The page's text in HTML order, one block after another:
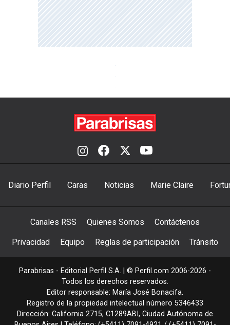
Diario Perfil Caras Noticias Marie Claire
Canales RSS Quienes Somos Contáctenos
Privacidad Equipo Reglas de participación Tránsito
Parabrisas - Editorial Perfil S.A. | © Perfil.com 2006-2026 -
Todos los derechos reservados.
Editor responsable: María José Bonacifa.
Registro de la propiedad intelectual número 5346433
Dirección: California 2715, C1289ABI , Ciudad Autónoma de